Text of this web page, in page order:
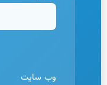
وب‌ سایت